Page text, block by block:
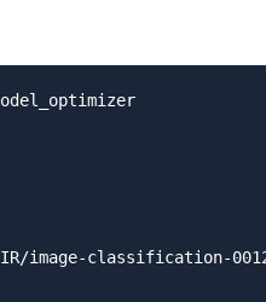
image-classification-